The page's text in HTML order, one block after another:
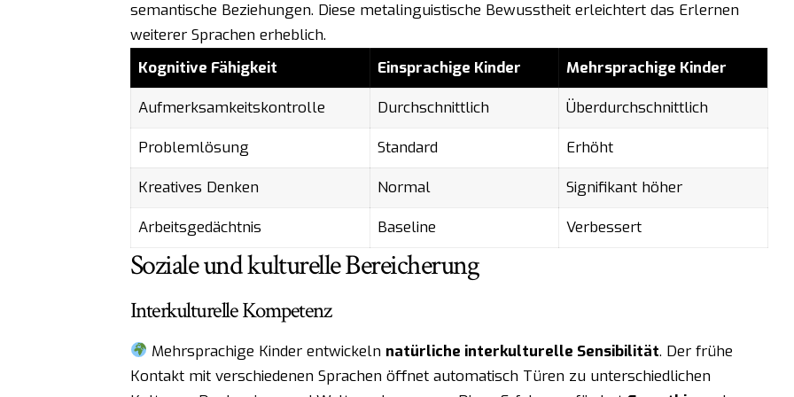
semantische Beziehungen. Diese metalinguistische Bewusstheit erleichtert das Erlernen
weiterer Sprachen erheblich.
Kognitive Fähigkeit
Einsprachige Kinder
Mehrsprachige Kinder
Aufmerksamkeitskontrolle
Durchschnittlich
Überdurchschnittlich
Problemlösung
Standard
Erhöht
Kreatives Denken
Normal
Signifikant höher
Arbeitsgedächtnis
Baseline Verbessert
Soziale und kulturelle Bereicherung
Interkulturelle Kompetenz
Mehrsprachige Kinder entwickeln natürliche interkulturelle Sensibilität. Der frühe
Kontakt mit verschiedenen Sprachen öffnet automatisch Türen zu unterschiedlichen